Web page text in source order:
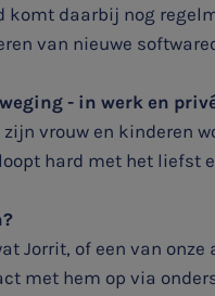
komt daarbij nog
van nieuwe
- in werk en
vrouw en kinderen
hard met het liefst
Jorrit, of een van
met hem op via